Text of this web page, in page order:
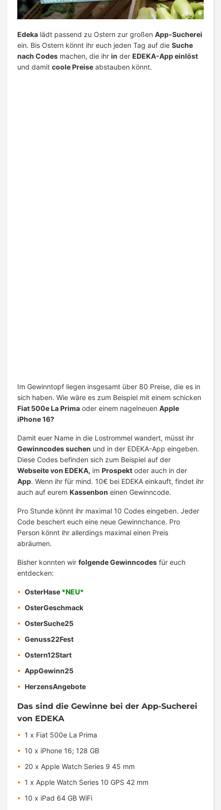
Edeka lädt passend zu Ostern zur großen App-Sucherei
ein. Bis Ostern könnt ihr euch jeden Tag auf die Suche
nach Codes machen, die ihr in der EDEKA-App einlöst
und damit coole Preise abstauben könnt.
Im Gewinntopf liegen insgesamt über 80 Preise, die es in
sich haben. Wie wäre es zum Beispiel mit einem schicken
Fiat 500e La Prima oder einem nagelneuen Apple
iPhone 16?
Damit euer Name in die Lostrommel wandert, müsst ihr
Gewinncodes suchen und in der EDEKA-App eingeben.
Diese Codes befinden sich zum Beispiel auf der
Webseite von EDEKA, im Prospekt oder auch in der
App. Wenn ihr für mind. 10€ bei EDEKA einkauft, findet ihr
auch auf eurem Kassenbon einen Gewinncode.
Pro Stunde könnt ihr maximal 10 Codes eingeben. Jeder
Code beschert euch eine neue Gewinnchance. Pro
Person könnt ihr allerdings maximal einen Preis
abräumen.
Bisher konnten wir folgende Gewinncodes für euch
entdecken:
OsterHase *NEU*
OsterGeschmack
OsterSuche25
Genuss22Fest
Ostern12Start
AppGewinn25
HerzensAngebote
Das sind die Gewinne bei der App-Sucherei
von EDEKA
1 x Fiat 500e La Prima
10 x iPhone 16; 128 GB
20 x Apple Watch Series 9 45 mm
1 x Apple Watch Series 10 GPS 42 mm
10 x iPad 64 GB WiFi